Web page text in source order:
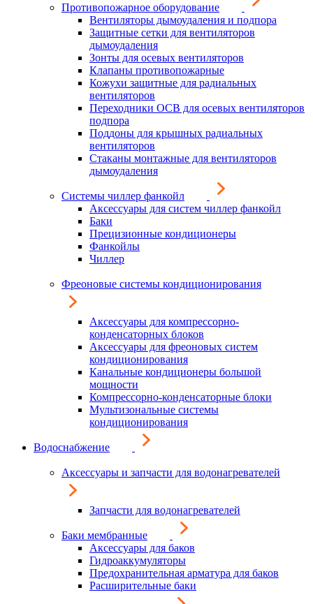
Противопожарное оборудование
Вентиляторы дымоудаления и подпора
Защитные сетки для вентиляторов
дымоудаления
Зонты для осевых вентиляторов
Клапаны противопожарные
Кожухи защитные для радиальных
вентиляторов
Переходники ОСВ для осевых вентиляторов
подпора
Поддоны для крышных радиальных
вентиляторов
Стаканы монтажные для вентиляторов
дымоудаления
Системы чиллер фанкойл
Аксессуары для систем чиллер фанкойл
Баки
Прецизионные кондиционеры
Фанкойлы
Чиллер
Фреоновые системы кондиционирования
Аксессуары для компрессорно-
конденсаторных блоков
Аксессуары для фреоновых систем
кондиционирования
Канальные кондиционеры большой
мощности
Компрессорно-конденсаторные блоки
Мультизональные системы
кондиционирования
Водоснабжение
Аксессуары и запчасти для водонагревателей
Запчасти для водонагревателей
Баки мембранные
Аксессуары для баков
Гидроаккумуляторы
Предохранительная арматура для баков
Расширительные баки